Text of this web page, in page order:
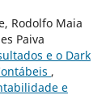
Rodolfo Maia
Paiva
e o Dark
,
e